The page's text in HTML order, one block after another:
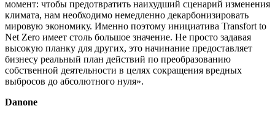
момент: чтобы предотвратить наихудший сценарий изменения
климата, нам необходимо немедленно декарбонизировать
мировую экономику. Именно поэтому инициатива Transfort to
Net Zero имеет столь большое значение. Не просто задавая
высокую планку для других, это начинание предоставляет
бизнесу реальный план действий по преобразованию
собственной деятельности в целях сокращения вредных
выбросов до абсолютного нуля».
Danone